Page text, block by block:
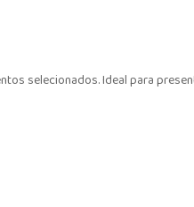
selecionados. Ideal para